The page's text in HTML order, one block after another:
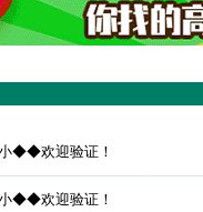
◆◆欢迎验证！
◆◆欢迎验证！